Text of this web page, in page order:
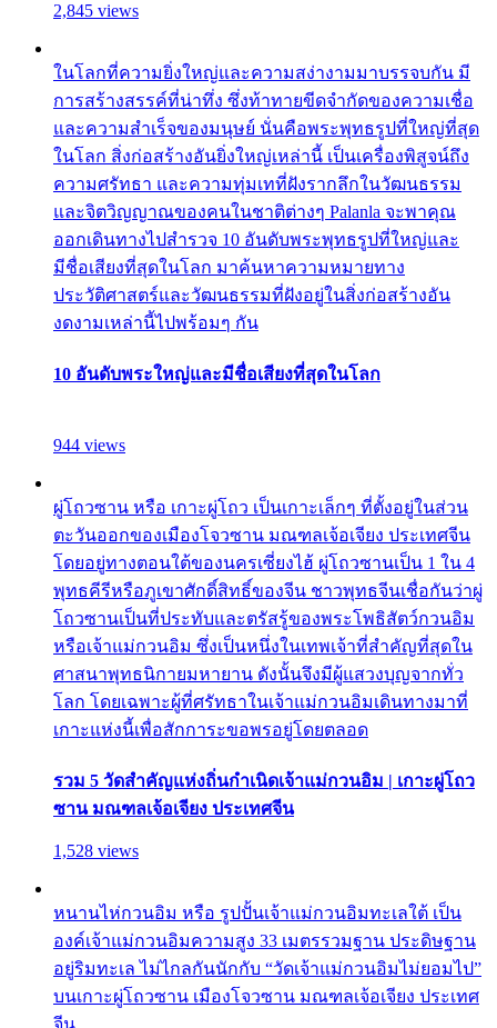
2,845 views
ในโลกที่ความยิ่งใหญ่และความสง่างามมาบรรจบกัน มี
การสร้างสรรค์ที่น่าทึ่ง ซึ่งท้าทายขีดจำกัดของความเชื่อ
และความสำเร็จของมนุษย์ นั่นคือพระพุทธรูปที่ใหญ่ที่สุด
ในโลก สิ่งก่อสร้างอันยิ่งใหญ่เหล่านี้ เป็นเครื่องพิสูจน์ถึง
ความศรัทธา และความทุ่มเทที่ฝังรากลึกในวัฒนธรรม
และจิตวิญญาณของคนในชาติต่างๆ Palanla จะพาคุณ
ออกเดินทางไปสำรวจ 10 อันดับพระพุทธรูปที่ใหญ่และ
มีชื่อเสียงที่สุดในโลก มาค้นหาความหมายทาง
ประวัติศาสตร์และวัฒนธรรมที่ฝังอยู่ในสิ่งก่อสร้างอัน
งดงามเหล่านี้ไปพร้อมๆ กัน
10 อันดับพระใหญ่และมีชื่อเสียงที่สุดในโลก
944 views
ผู่โถวซาน หรือ เกาะผู่โถว เป็นเกาะเล็กๆ ที่ตั้งอยู่ในส่วน
ตะวันออกของเมืองโจวซาน มณฑลเจ้อเจียง ประเทศจีน
โดยอยู่ทางตอนใต้ของนครเซี่ยงไฮ้ ผู่โถวซานเป็น 1 ใน 4
พุทธคีรีหรือภูเขาศักดิ์สิทธิ์ของจีน ชาวพุทธจีนเชื่อกันว่าผู่
โถวซานเป็นที่ประทับและตรัสรู้ของพระโพธิสัตว์กวนอิม
หรือเจ้าแม่กวนอิม ซึ่งเป็นหนึ่งในเทพเจ้าที่สำคัญที่สุดใน
ศาสนาพุทธนิกายมหายาน ดังนั้นจึงมีผู้แสวงบุญจากทั่ว
โลก โดยเฉพาะผู้ที่ศรัทธาในเจ้าแม่กวนอิมเดินทางมาที่
เกาะแห่งนี้เพื่อสักการะขอพรอยู่โดยตลอด
รวม 5 วัดสำคัญแห่งถิ่นกำเนิดเจ้าแม่กวนอิม | เกาะผู่โถว
ซาน มณฑลเจ้อเจียง ประเทศจีน
1,528 views
หนานไห่กวนอิม หรือ รูปปั้นเจ้าแม่กวนอิมทะเลใต้ เป็น
องค์เจ้าแม่กวนอิมความสูง 33 เมตรรวมฐาน ประดิษฐาน
อยู่ริมทะเล ไม่ไกลกันนักกับ “วัดเจ้าแม่กวนอิมไม่ยอมไป”
บนเกาะผู่โถวซาน เมืองโจวซาน มณฑลเจ้อเจียง ประเทศ